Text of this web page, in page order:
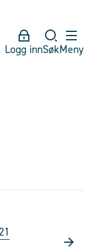
Logg innSøkMeny